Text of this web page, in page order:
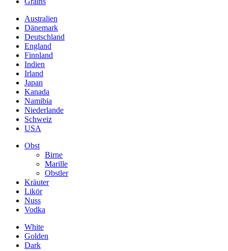
Australien
Dänemark
Deutschland
England
Finnland
Indien
Irland
Japan
Kanada
Namibia
Niederlande
Schweiz
USA
Obst
Birne
Marille
Obstler
Kräuter
Likör
Nuss
Vodka
White
Golden
Dark